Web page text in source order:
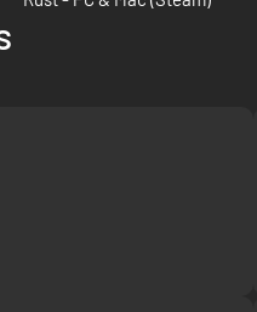
tiene el mismo objetivo